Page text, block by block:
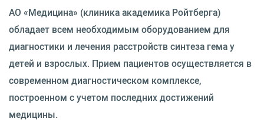
АО «Медицина» (клиника академика Ройтберга)
обладает всем необходимым оборудованием для
диагностики и лечения расстройств синтеза гема у
детей и взрослых. Прием пациентов осуществляется в
современном диагностическом комплексе,
построенном с учетом последних достижений
медицины.